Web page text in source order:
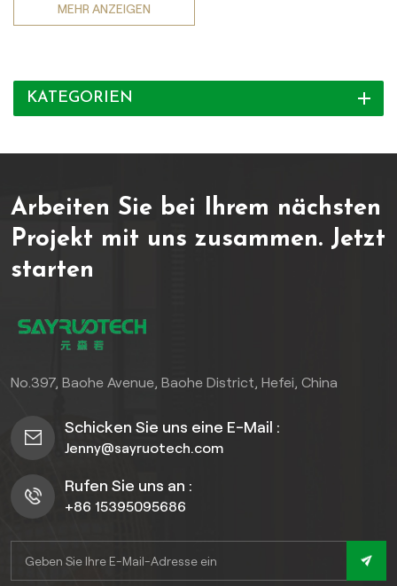
unkomplizierten Komfort mit
realistischen Holzstruktur
und der UV-
Langlebigkeit und
Schönheit.garantiert.
GenießenKeine Sorgen
mehr um Streichen, Beizen
Wartungsaufwand und die
Gewissheit, dass die
Materialien zu 100 %
zertifiziert sind. Investieren
Sie in zeitlosen Stil und
Freiheit.
MEHR ANZEIGEN
KATEGORIEN
Arbeiten Sie bei Ihrem nächsten
Projekt mit uns zusammen. Jetzt
starten
No.397, Baohe Avenue, Baohe District, Hefei, China
Schicken Sie uns eine E-Mail :
Jenny@sayruotech.com
Rufen Sie uns an :
+86 15395095686